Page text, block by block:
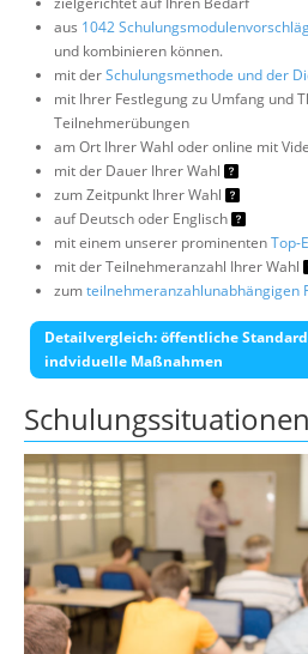
aus 1042
und kombinieren können.
mit derSchulungsmethode und der
mit Ihrer Festlegung zu Umfang und
Teilnehmerübungen
am Ort Ihrer Wahl oder online mit
mit der Dauer Ihrer Wahl
zum Zeitpunkt Ihrer Wahl
auf Deutsch oder Englisch
mit einem unserer prominentenTop-
mit der Teilnehmeranzahl Ihrer Wahl
zumteilnehmeranzahlunabhängigen
Detailvergleich: öffentliche
indviduelle Maßnahmen
Schulungssituationen